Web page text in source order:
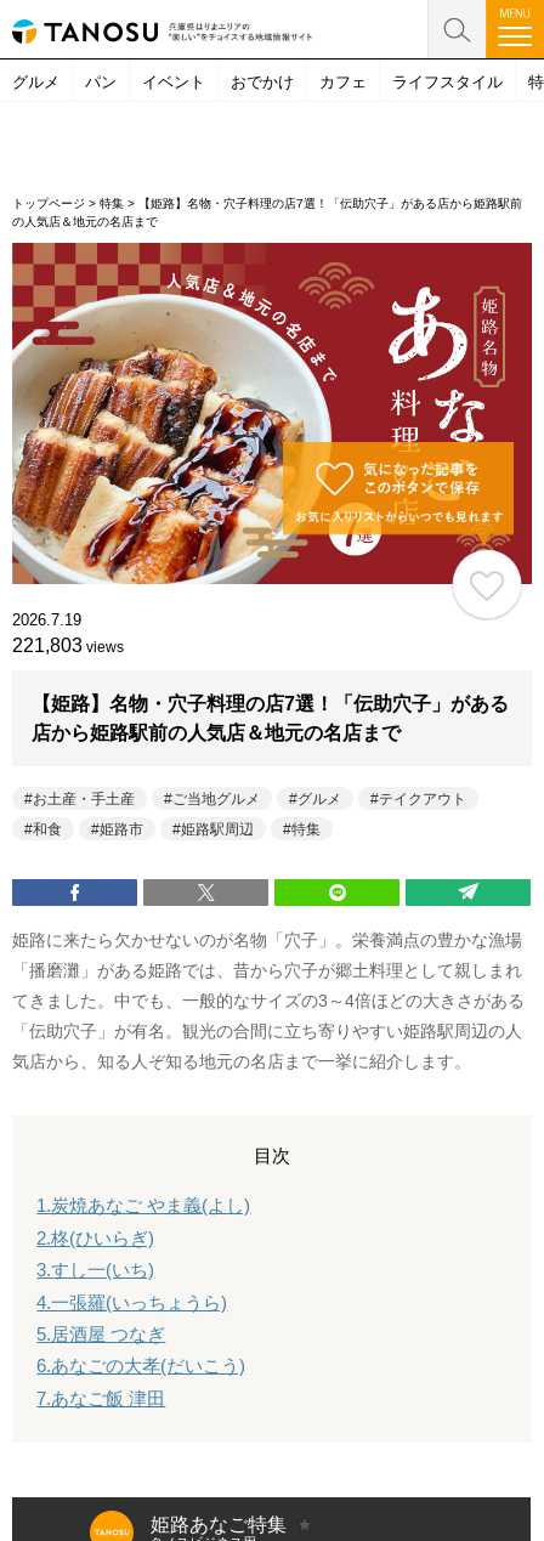
グルメ パン イベント おでかけ カフェ ライフスタイル
トップページ >特集 >
【姫路】名物・穴子料理の店7選！「伝助穴子」がある店から姫路駅前
の人気店＆地元の名店まで
2026.7.19
221,803 views
【姫路】名物・穴子料理の店7選！「伝助穴子」がある
店から姫路駅前の人気店＆地元の名店まで
お土産・手土産 ご当地グルメ グルメ
テイクアウト
和食
姫路市 姫路駅周辺 特集
姫路に来たら欠かせないのが名物「穴子」。栄養満点の豊かな漁場
「播磨灘」がある姫路では、昔から穴子が郷土料理として親しまれ
てきました。中でも、一般的なサイズの3～4倍ほどの大きさがある
「伝助穴子」が有名。観光の合間に立ち寄りやすい姫路駅周辺の人
気店から、知る人ぞ知る地元の名店まで一挙に紹介します。
目次
1.炭焼あなご やま義(よし)
2.柊(ひいらぎ)
3.すし一(いち)
4.一張羅(いっちょうら)
5.居酒屋 つなぎ
6.あなごの大孝(だいこう)
7.あなご飯 津田